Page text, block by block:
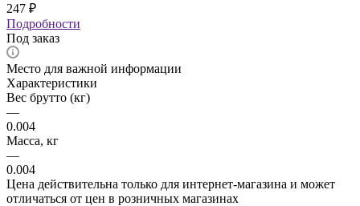
247 ₽
Подробности
Под заказ
Место для важной информации
Характеристики
Вес брутто (кг)
—
0.004
Масса, кг
—
0.004
Цена действительна только для интернет-магазина и может
отличаться от цен в розничных магазинах